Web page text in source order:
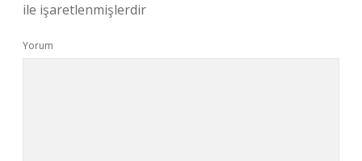
ile işaretlenmişlerdir
Yorum